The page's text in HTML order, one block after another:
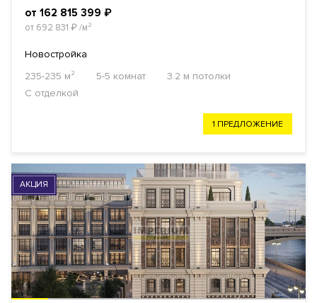
от 162 815 399 ₽
от 692 831 ₽/м²
Новостройка
235-235 м²
5-5 комнат
3.2 м потолки
С отделкой
1 ПРЕДЛОЖЕНИЕ
АКЦИЯ